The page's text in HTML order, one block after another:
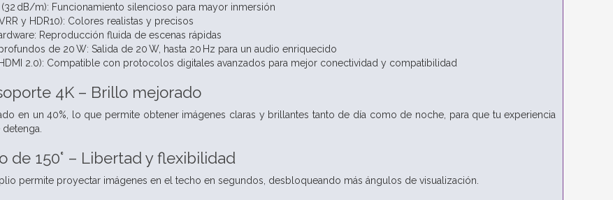
dB/m): Funcionamiento silencioso para mayor inmersión
y HDR10): Colores realistas y precisos
Reproducción fluida de escenas rápidas
de 20 W: Salida de 20 W, hasta 20 Hz para un audio enriquecido
2.0): Compatible con protocolos digitales avanzados para mejor conectividad y compatibilidad
4K – Brillo mejorado
en un 40%, lo que permite obtener imágenes claras y brillantes tanto de día como de noche, para que tu experiencia
de 150° – Libertad y flexibilidad
permite proyectar imágenes en el techo en segundos, desbloqueando más ángulos de visualización.